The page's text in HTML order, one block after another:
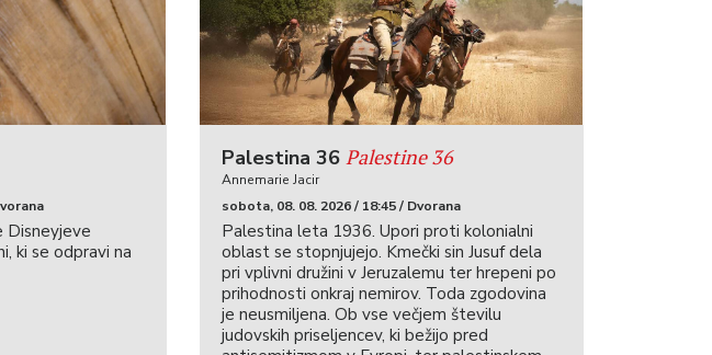
Disneyjeve
ki se odpravi na
Palestina 36 Palestine 36
Annemarie Jacir
sobota, 08. 08. 2026 / 18:45 / Dvorana
Palestina leta 1936. Upori proti kolonialni
oblast se stopnjujejo. Kmečki sin Jusuf dela
pri vplivni družini v Jeruzalemu ter hrepeni po
prihodnosti onkraj nemirov. Toda zgodovina
je neusmiljena. Ob vse večjem številu
judovskih priseljencev, ki bežijo pred